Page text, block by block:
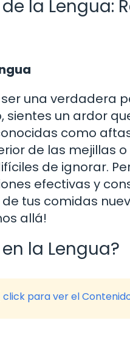
la Lengua:
una verdadera
un ardor
como
de las mejillas
de ignorar.
efectivas y
tus comidas
allá!
la Lengua?
click para ver el